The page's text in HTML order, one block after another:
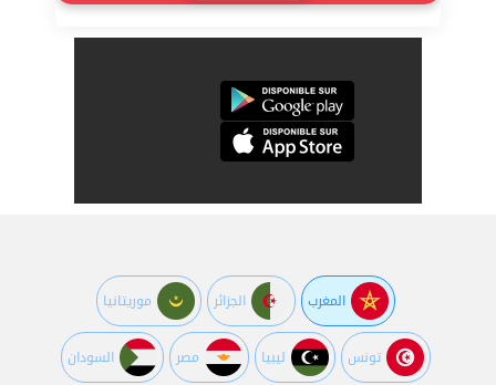
المغرب الجزائر موريتانيا
تونس ليبيا مصر السودان